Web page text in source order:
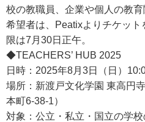
校の教職員、企業や個人の教
希望者は、Peatixよりチケット
限は7月30日正午。
◆TEACHERS’ HUB 2025
日時：2025年8月3日（日）
場所：新渡戸文化学園 東高円
本町6-38-1）
対象：公立・私立・国立の学